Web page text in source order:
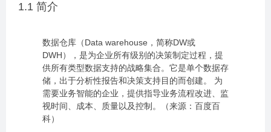
1.1 简介
数据仓库（Data warehouse，简称DW或
DWH），是为企业所有级别的决策制定过程，提
供所有类型数据支持的战略集合。它是单个数据存
储，出于分析性报告和决策支持目的而创建。 为
需要业务智能的企业，提供指导业务流程改进、监
视时间、成本、质量以及控制。（来源：百度百
科）